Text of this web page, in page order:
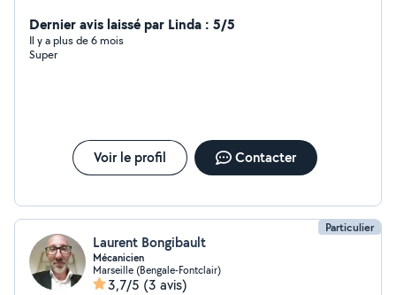
merci.
Dernier avis laissé par Linda : 5/5
Il y a plus de 6 mois
Super
Voir le profil Contacter
Particulier
Laurent Bongibault
Mécanicien
Marseille (Bengale-Fontclair)
3,7/5 (3 avis)